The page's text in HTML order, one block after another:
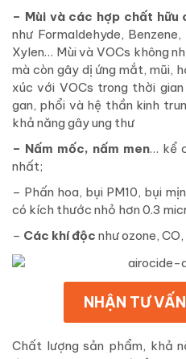
– Mùi và các hợp chất hữu
như Formaldehyde,
Xylen… Mùi và VOCs không
mà còn gây dị ứng mắt, mũi,
xúc với VOCs trong thời
gan, phổi và hệ thần kinh
khả năng gây ung thư
– Nấm mốc, nấm men… kể
nhất;
– Phấn hoa, bụi PM10, bụi
có kích thước nhỏ hơn 0.3
– Các khí độc như ozone,
NHẬN TƯ
Chất lượng sản phẩm, khả